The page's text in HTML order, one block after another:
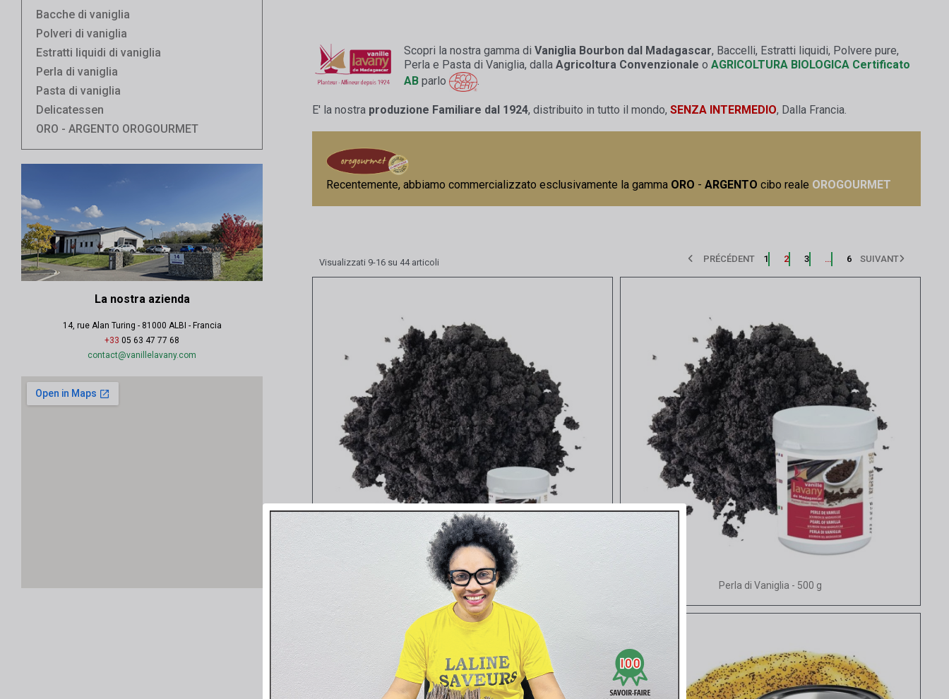
Bacche di vaniglia
Polveri di vaniglia
Estratti liquidi di vaniglia
Perla di vaniglia
Pasta di vaniglia
Delicatessen
ORO - ARGENTO OROGOURMET
La nostra azienda
14, rue Alan Turing - 81000 ALBI - Francia
+33 05 63 47 77 68
contact@vanillelavany.com
Scopri la nostra gamma diVaniglia Bourbon dal Madagascar, Baccelli, Estratti liquidi, Polvere pure,
Perla e Pasta di Vaniglia, dallaAgricoltura Convenzionale oAGRICOLTURA BIOLOGICA Certificato
AB parlo .
E' la nostra produzione Familiare dal 1924, distribuito in tutto il mondo,SENZA INTERMEDIO, Dalla Francia.
Recentemente, abbiamo commercializzato esclusivamente la gamma ORO -ARGENTO cibo reale OROGOURMET
Visualizzati 9-16 su 44 articoli PRÉCÉDENT 1 2 3 … 6 SUIVANT
Vista rapida
Perla di Vaniglia LAVANY Bourbon Madagascar - 200 g Vista rapida
Perla di Vaniglia - 500 g